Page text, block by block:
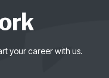
your career with us.